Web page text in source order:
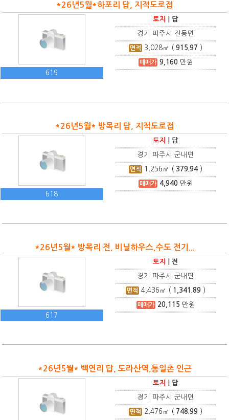
*26년5월*하포리 답, 지적도로접
619
토지 답
경기 파주시 진동면
면적 3,028㎡ (915.97 )
매매가 9,160만원
*26년5월* 방목리 답, 지적도로접
618
토지 답
경기 파주시 군내면
면적 1,256 ㎡ ( 379.94 )
매매가 4,940만원
*26년5월* 방목리 전, 비닐하우스,수도 전기...
617
토지 |전
경기 파주시 군내면
면적 4,436 ㎡ ( 1,341.89 )
매매가 20,115 만원
*26년5월* 백연리 답, 도라산역,통일촌 인근
토지 답
경기 파주시 군내면
면적 2,476 ㎡ ( 748.99 )